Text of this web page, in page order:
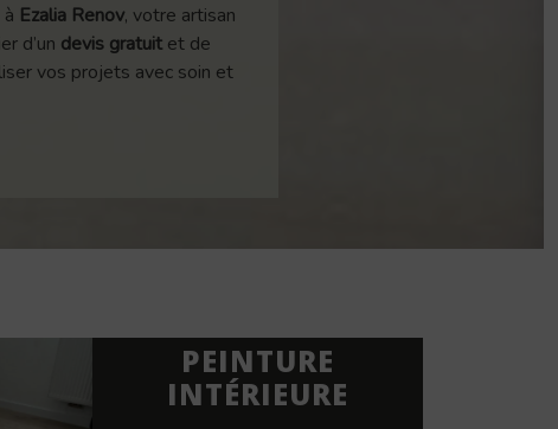
Ezalia Renov, votre artisan
d’un devis gratuit et de
vos projets avec soin et
PEINTURE
INTÉRIEURE